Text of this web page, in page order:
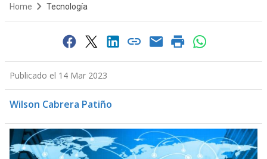
Home Tecnología
Publicado el 14 Mar 2023
Wilson Cabrera Patiño